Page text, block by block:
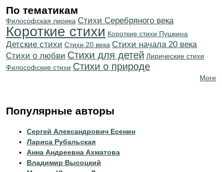
По тематикам
Философская лирика Cтихи Серебряного века
Короткие стихи Короткие стихи Пушкина
Детские стихи Стихи 20 века Cтихи начала 20 века
Стихи о любви Стихи для детей Лирические стихи
Философские стихи Стихи о природе
More
Популярные авторы
Сергей Александрович Есенин
Лариса Рубальская
Анна Андреевна Ахматова
Владимир Высоцкий